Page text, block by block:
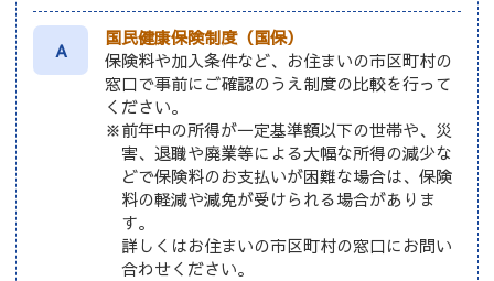
A
国民健康保険制度（国保）
保険料や加入条件など、お住まいの市区町村の
窓口で事前にご確認のうえ制度の比較を行って
ください。
※前年中の所得が一定基準額以下の世帯や、災
害、退職や廃業等による大幅な所得の減少な
どで保険料のお支払いが困難な場合は、保険
料の軽減や減免が受けられる場合がありま
す。
詳しくはお住まいの市区町村の窓口にお問い
合わせください。